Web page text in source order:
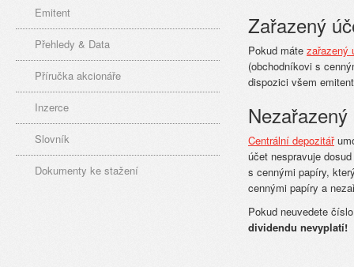
Zařazený
Pokud máte zařazený
(obchodníkovi s
dispozici všem
Centrální depozitář
účet nespravuje
s cennými papíry,
cennými papíry a
Pokud neuvedete
dividendu nevyplatí!
Emitent
Přehledy & Data
Příručka akcionáře
Inzerce
Slovník
Dokumenty ke stažení